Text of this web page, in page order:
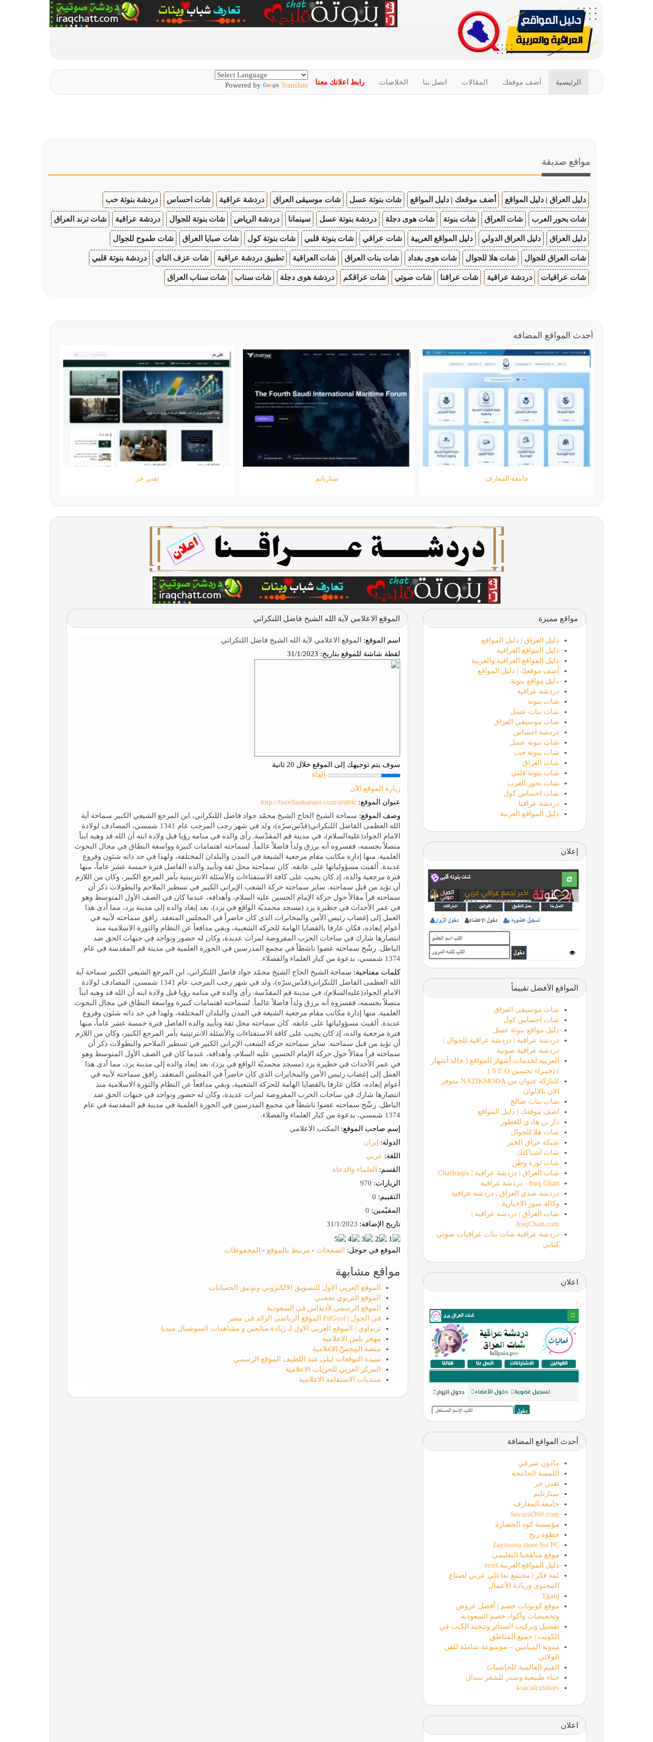
الرئيسية أضف موقعك المقالات اتصل بنا الخلاصات رابط اعلانك معنا Powered by Translate
مواقع صديقة
دليل العراق | دليل المواقع أضف موقعك | دليل المواقع شات بنوتة عسل شات موسيقى العراق دردشة عراقية شات احساس دردشة بنوتة حب
شات بحور العرب شات العراق شات بنوتة شات هوى دجلة دردشة بنوتة عسل سينمانا دردشة الرياض شات بنوتة للجوال دردشة عراقية شات ترند العراق
دليل العراق دليل العراق الدولي دليل المواقع العربية شات عراقي شات بنوتة قلبي شات بنوتة كول شات صبايا العراق شات طموح للجوال
شات العراق للجوال شات هلا للجوال شات هوى بغداد شات بنات العراق شات العراقية تطبيق دردشة عراقية شات عزف الناي دردشة بنوتة قلبي
شات عراقيات دردشة عراقية شات عراقنا شات صوتي شات عراقكم دردشة هوى دجلة شات سناب شات سناب العراق
أحدث المواقع المضافه
تقني حر ستارتايم جامعة المعارف
الموقع الاعلامي لآية الله الشيخ فاضل اللنكراني
اسم الموقع: الموقع الاعلامي لآية الله الشيخ فاضل اللنكراني
لقطة شاشة للموقع بتاريخ:
سوف يتم توجيهك إلى الموقع خلال 20 ثانية
إلغاء
زيارة الموقع الآن
عنوان الموقع: http://fazellankarani.com/arabic
وصف الموقع: سماحة الشيخ الحاج الشيخ محمّد جواد فاضل اللنكراني، ابن المرجع الشيعي الكبير سماحة آية
الله العظمی الفاضل اللنكراني(قدّس‌سرّه)، ولد في شهر رجب المرجب عام 1341 شمسي، المصادف لولادة
الامام الجواد(عليه‌السلام)، في مدينة قم المقدّسة. رأی والده في منامه رؤيا قبل ولادة ابنه أن الله قد وهبه ابناً
متصلاً بجسمه، ففسروه أنه يرزق ولداً فاضلاً عالماً. لسماحته اهتمامات كبيرة وواسعة النطاق في مجال البحوث
العلمية. منها إدارة مكاتب مقام مرجعية الشيعة في المدن والبلدان المختلفة، ولهذا في حد ذاته شئون وفروع
عديدة. ألقيت مسؤولياتها علی عاتقه. كان سماحته محل ثقة وتأييد والده الفاضل فترة خمسة عشر عاماً، منها
فترة مرجعية والده، إذ كان يجيب علی كافة الاستفتاءات والأسئلة الانترنيتية بأمر المرجع الكبير، وكان من اللازم
أن تؤيد من قبل سماحته. ساير سماحته حركة الشعب الإيراني الكبير في تسطير الملاحم والبطولات ذكر أن
سماحته قرأ مقالاً حول حركة الإمام الحسين عليه السلام، وأهدافه، عندما كان في الصف الأول المتوسط وهو
في عمر الأحداث في حظيرة يزد (مسجد محمديّة الواقع في يزد)، بعد إبعاد والده إلی مدينة يزد، مما أدی هذا
العمل إلی إغضاب رئيس الأمن والمخابرات الذي كان حاضراً في المجلس المنعقد. رافق سماحته لأبيه في
أعوام إبعاده، فكان عارفا بالقضايا الهامة للحركة الشعبية، وبقي مدافعاً عن النظام والثورة الاسلامية منذ
انتصارها شارك في ساحات الحرب المفروضة لمرات عديدة، وكان له حضور وتواجد في جبهات الحق ضد
الباطل. رشّح سماحته عضوا ناشطاً في مجمع المدرسين في الحوزة العلمية في مدينة قم المقدسة في عام
1374 شمسي، بدعوة من كبار العلماء والفضلاء.
كلمات مفتاحية: سماحة الشيخ الحاج الشيخ محمّد جواد فاضل اللنكراني، ابن المرجع الشيعي الكبير سماحة آية
الله العظمی الفاضل اللنكراني(قدّس‌سرّه)، ولد في شهر رجب المرجب عام 1341 شمسي، المصادف لولادة
الامام الجواد(عليه‌السلام)، في مدينة قم المقدّسة. رأی والده في منامه رؤيا قبل ولادة ابنه أن الله قد وهبه ابناً
متصلاً بجسمه، ففسروه أنه يرزق ولداً فاضلاً عالماً. لسماحته اهتمامات كبيرة وواسعة النطاق في مجال البحوث
العلمية. منها إدارة مكاتب مقام مرجعية الشيعة في المدن والبلدان المختلفة، ولهذا في حد ذاته شئون وفروع
عديدة. ألقيت مسؤولياتها علی عاتقه. كان سماحته محل ثقة وتأييد والده الفاضل فترة خمسة عشر عاماً، منها
فترة مرجعية والده، إذ كان يجيب علی كافة الاستفتاءات والأسئلة الانترنيتية بأمر المرجع الكبير، وكان من اللازم
أن تؤيد من قبل سماحته. ساير سماحته حركة الشعب الإيراني الكبير في تسطير الملاحم والبطولات ذكر أن
سماحته قرأ مقالاً حول حركة الإمام الحسين عليه السلام، وأهدافه، عندما كان في الصف الأول المتوسط وهو
في عمر الأحداث في حظيرة يزد (مسجد محمديّة الواقع في يزد)، بعد إبعاد والده إلی مدينة يزد، مما أدی هذا
العمل إلی إغضاب رئيس الأمن والمخابرات الذي كان حاضراً في المجلس المنعقد. رافق سماحته لأبيه في
أعوام إبعاده، فكان عارفا بالقضايا الهامة للحركة الشعبية، وبقي مدافعاً عن النظام والثورة الاسلامية منذ
انتصارها شارك في ساحات الحرب المفروضة لمرات عديدة، وكان له حضور وتواجد في جبهات الحق ضد
الباطل. رشّح سماحته عضوا ناشطاً في مجمع المدرسين في الحوزة العلمية في مدينة قم المقدسة في عام
1374 شمسي، بدعوة من كبار العلماء والفضلاء.
إسم صاحب الموقع: المكتب الاعلامي
الدولة:
إيران
اللغة: عربي
القسم:
العلماء والدعاة
الزيارات:
التقييم:
المقيّمين:
تاريخ الإضافة:
الموقع في جوجل: الصفحات - مرتبط بالموقع - المحفوظات
مواقع مشابهة
الموقع العربي الاول للتسويق الالكتروني وتوثيق الحسابات
الموقع التربوي نجحني
الموقع الرسمي لأديداس في السعودية
في الجول | FilGoal الموقع الرياضى الرائد فى مصر
ترنداوي | الموقع العربي الاول لـ زيادة متابعين و مشاهدات السوشيال ميديا
مهجر بلس الاعلامية
منصة المِجسّْ الاعلامية
سيدة التوقعات ليلى عبد اللطيف الموقع الرسمي
المركز العربي للحريات الاعلامية
منتديات الاستقامة الاعلامية
مواقع مميزة
دليل العراق | دليل المواقع
دليل المواقع العراقية
دليل المواقع العراقية والعربية
أضف موقعك | دليل المواقع
دليل مواقع بنوتة
دردشة عراقية
شات بنوتة
شات بنات عسل
شات موسيقى العراق
دردشة احساس
شات بنوتة عسل
شات بنوتة حب
شات العراق
شات بنوتة قلبي
شات بحور العرب
شات احساس كول
دردشة عراقنا
دليل المواقع العربية
إعلان
المواقع الأفضل تقييماً
شات موسيقى العراق
شات احساس كول
دليل مواقع بنوتة عسل
دردشة عراقية | دردشة عراقية للجوال |
دردشة عراقية صوتية
العربية لخدمات أشهار المواقع ( خالد أشهار
) (خبـراء تحسين S E O )
للنازكة عنوان من NAZIKMODA متوفر
الان بالالوان
شات بنات صالح
اضف موقعك | دليل المواقع
دار بن هادي للعطور
شات هلا للجوال
شبكة عراق الخير
شات اشتاكلك
شات ثورة وطن
شات العراق | دردشة عراقية | ChatIraqia
Iraq Chatt - دردشة عراقية
دردشة صدى العراق , دردشة عراقية
وكالة سور الاخبارية
شات العراق | دردشة عراقية |
IraqChatt.com
دردشة عراقية شات بنات عراقيات صوتي
كتابي
اعلان
<
أحدث المواقع المضافة
ماذون شرعي
اللمسة الجامحة
تقني حر
ستارتايم
جامعة المعارف
Sayarat360.com
مؤسسة كود الحضارة
خطوة ربح
Zaytoona store for PC
موقع مناهجنا التعليمي
دليل المواقع العربية eerrt
لمة فكر | مجتمع تفاعلي عربي لصناع
المحتوى وريادة الأعمال
Tganj
موقع كوبونات خصم | أفضل عروض
وتخفيضات وأكواد خصم السعودية
تفصيل وتركيب الستائر وتنجيد الكنب في
الكويت | جميع المناطق
مدونة الميامين – موسوعة شاملة للفن
الولائي
القيم العالمية للحاسبات
حناء طبيعية وسدر للشعر سدال
ksacalculators
اعلان